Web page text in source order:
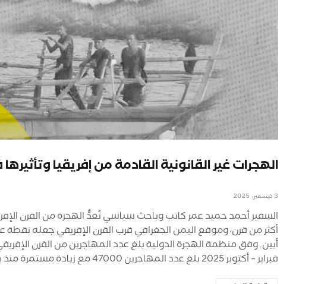
الهجرات غير القانونية القادمة من إفريقيا
3 ديسمبر، 2025
السفير أحمد حميد عمر كاتب وباحث سياسي تُعدُّ الهجرة من القرن
أكثر من قرن، وموقع اليمن الجغرافي قرب القرن الإفريقي جعله نقطة
فبراير – أكتوبر 2025 بلغ عدد المهاجرين 47000 مع زيادة مستمرة منذ بداية القرن العشرين؛ لأن اليمن صار محورًا…